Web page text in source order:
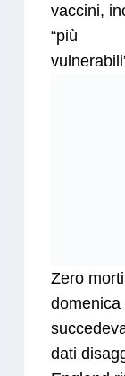
vaccini,
“più
Zero
domenica
dati